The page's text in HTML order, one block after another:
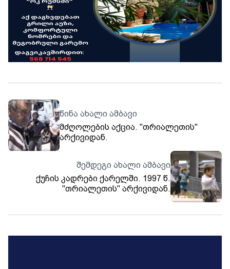
წინა ახალი ამბავი
მძღოლების აქცია. "თრიალეთის"
არქივიდან.
შემდეგი ახალი ამბავი
ქუჩის კადრები ქარელში. 1997 წ.
"თრიალეთის" არქივიდან.